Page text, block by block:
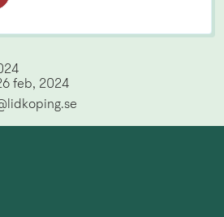
feb, 2024